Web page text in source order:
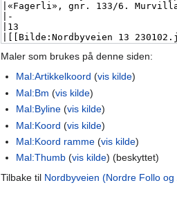
Maler som brukes på denne siden:
Mal:Artikkelkoord (vis kilde)
Mal:Bm (vis kilde)
Mal:Byline (vis kilde)
Mal:Koord (vis kilde)
Mal:Koord ramme (vis kilde)
Mal:Thumb (vis kilde) (beskyttet)
Tilbake til Nordbyveien (Nordre Follo og